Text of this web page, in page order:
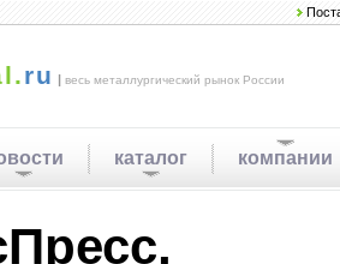
ru | весь металлургический рынок России
каталог компании